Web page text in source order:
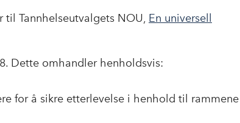
e
k
til Tannhelseutvalgets NOU, En universell
Dette omhandler henholdsvis:
for å sikre etterlevelse i henhold til rammene